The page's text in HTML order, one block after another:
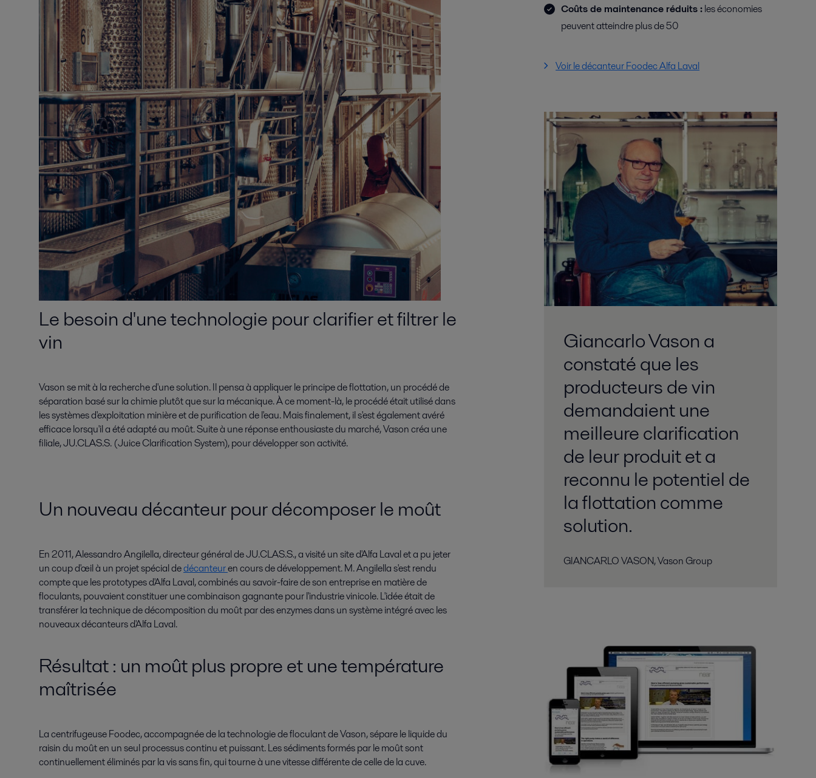
Le besoin d'une technologie pour clarifier et filtrer le
vin
Vason se mit à la recherche d'une solution. Il pensa à appliquer le principe de flottation, un procédé de
séparation basé sur la chimie plutôt que sur la mécanique. À ce moment-là, le procédé était utilisé dans
les systèmes d'exploitation minière et de purification de l'eau. Mais finalement, il s'est également avéré
efficace lorsqu'il a été adapté au moût. Suite à une réponse enthousiaste du marché, Vason créa une
filiale, JU.CLAS.S. (Juice Clarification System), pour développer son activité.
Un nouveau décanteur pour décomposer le moût
En 2011, Alessandro Angilella, directeur général de JU.CLAS.S., a visité un site d'Alfa Laval et a pu jeter
un coup d'œil à un projet spécial dedécanteuren cours de développement. M. Angilella s'est rendu
compte que les prototypes d'Alfa Laval, combinés au savoir-faire de son entreprise en matière de
floculants, pouvaient constituer une combinaison gagnante pour l'industrie vinicole. L'idée était de
transférer la technique de décomposition du moût par des enzymes dans un système intégré avec les
nouveaux décanteurs d'Alfa Laval.
Résultat : un moût plus propre et une température
maîtrisée
La centrifugeuse Foodec, accompagnée de la technologie de floculant de Vason, sépare le liquide du
raisin du moût en un seul processus continu et puissant. Les sédiments formés par le moût sont
continuellement éliminés par la vis sans fin, qui tourne à une vitesse différente de celle de la cuve.
Coûts de maintenance réduits :les économies
peuvent atteindre plus de 50
Voir le décanteur Foodec Alfa Laval
Giancarlo Vason a
constaté que les
producteurs de vin
demandaient une
meilleure clarification
de leur produit et a
reconnu le potentiel de
la flottation comme
solution.
GIANCARLO VASON, Vason Group